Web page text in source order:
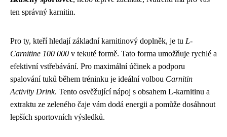
ten správný karnitin.
Pro ty, kteří hledají základní karnitinový doplněk, je tu L-
Carnitine 100 000 v tekuté formě. Tato forma umožňuje rychlé a
efektivní vstřebávání. Pro maximální účinek a podporu
spalování tuků během tréninku je ideální volbou Carnitin
Activity Drink. Tento osvěžující nápoj s obsahem L-karnitinu a
extraktu ze zeleného čaje vám dodá energii a pomůže dosáhnout
lepších sportovních výsledků.